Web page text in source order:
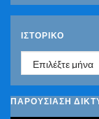
ΙΣΤΟΡΙΚΌ
Ιστορικό
ΠΑΡΟΥΣΙΑΣΗ